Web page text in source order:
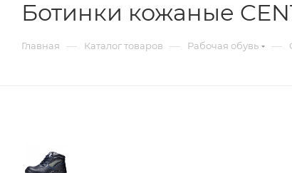
Ботинки кожаные
Главная — Каталог товаров — Рабочая обувь —